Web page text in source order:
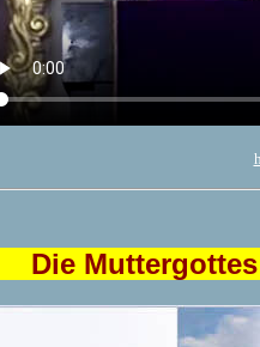
Die